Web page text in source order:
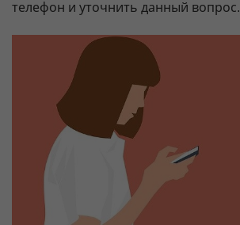
телефон и уточнить данный вопрос.